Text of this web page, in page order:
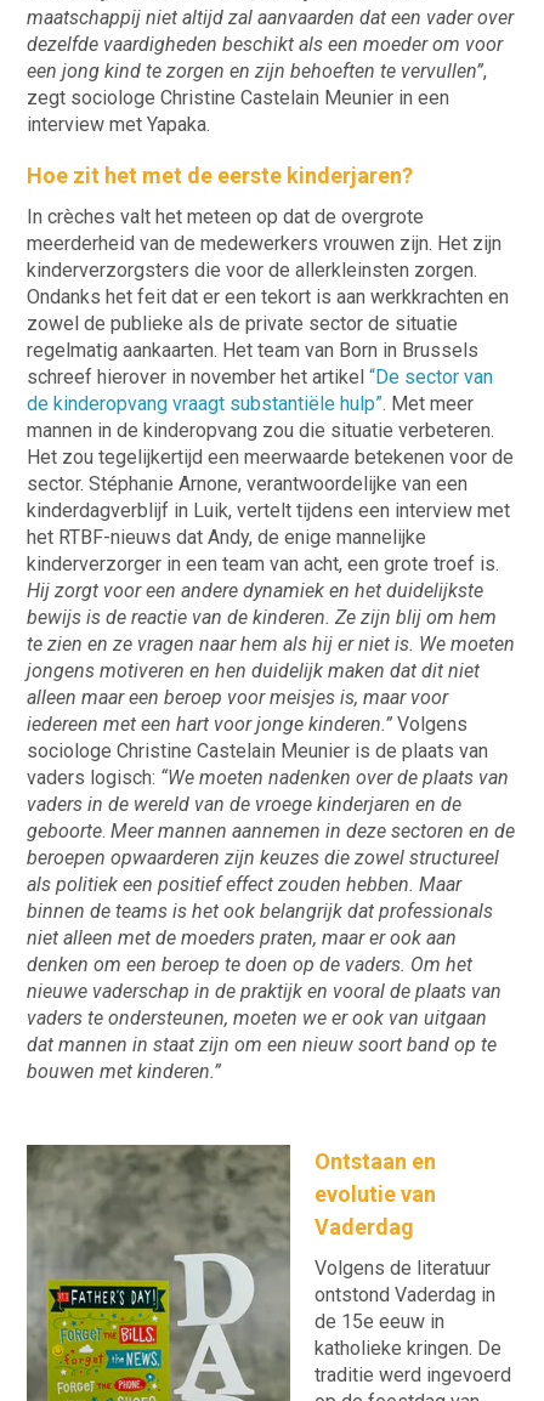
maatschappij niet altijd zal aanvaarden dat een vader over
dezelfde vaardigheden beschikt als een moeder om voor
een jong kind te zorgen en zijn behoeften te vervullen”,
zegt sociologe Christine Castelain Meunier in een
interview met Yapaka.
Hoe zit het met de eerste kinderjaren?
In crèches valt het meteen op dat de overgrote
meerderheid van de medewerkers vrouwen zijn. Het zijn
kinderverzorgsters die voor de allerkleinsten zorgen.
Ondanks het feit dat er een tekort is aan werkkrachten en
zowel de publieke als de private sector de situatie
regelmatig aankaarten. Het team van Born in Brussels
schreef hierover in november het artikel“De sector van
de kinderopvang vraagt substantiële hulp”. Met meer
mannen in de kinderopvang zou die situatie verbeteren.
Het zou tegelijkertijd een meerwaarde betekenen voor de
sector. Stéphanie Arnone, verantwoordelijke van een
kinderdagverblijf in Luik, vertelt tijdens een interview met
het RTBF-nieuws dat Andy, de enige mannelijke
kinderverzorger in een team van acht, een grote troef is.
Hij zorgt voor een andere dynamiek en het duidelijkste
bewijs is de reactie van de kinderen. Ze zijn blij om hem
te zien en ze vragen naar hem als hij er niet is. We moeten
jongens motiveren en hen duidelijk maken dat dit niet
alleen maar een beroep voor meisjes is, maar voor
iedereen met een hart voor jonge kinderen.”Volgens
sociologe Christine Castelain Meunier is de plaats van
vaders logisch: “We moeten nadenken over de plaats van
vaders in de wereld van de vroege kinderjaren en de
geboorte. Meer mannen aannemen in deze sectoren en de
beroepen opwaarderen zijn keuzes die zowel structureel
als politiek een positief effect zouden hebben. Maar
binnen de teams is het ook belangrijk dat professionals
niet alleen met de moeders praten, maar er ook aan
denken om een beroep te doen op de vaders. Om het
nieuwe vaderschap in de praktijk en vooral de plaats van
vaders te ondersteunen, moeten we er ook van uitgaan
dat mannen in staat zijn om een nieuw soort band op te
bouwen met kinderen.”
Ontstaan en
evolutie van
Vaderdag
Volgens de literatuur
ontstond Vaderdag in
de 15e eeuw in
katholieke kringen. De
traditie werd ingevoerd